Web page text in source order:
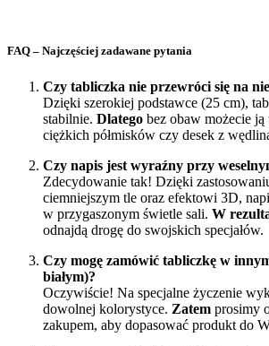
FAQ – Najczęściej zadawane pytania
Czy tabliczka nie przewróci się na
Dzięki szerokiej podstawce (25 cm),
stabilnie. Dlatego bez obaw możecie
ciężkich półmisków czy desek z
Czy napis jest wyraźny przy
Zdecydowanie tak! Dzięki
ciemniejszym tle oraz efektowi 3D,
w przygaszonym świetle sali. W
odnajdą drogę do swojskich specjałów.
Czy mogę zamówić tabliczkę w
białym)?
Oczywiście! Na specjalne życzenie
dowolnej kolorystyce. Zatem prosimy
zakupem, aby dopasować produkt do